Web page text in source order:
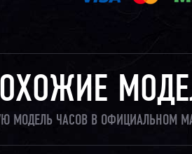
МОДЕЛЬ ЧАСОВ В ОФИЦИАЛЬНОМ